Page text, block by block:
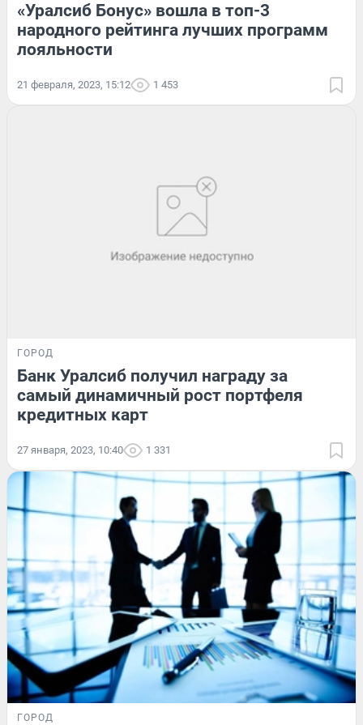
«Уралсиб Бонус» вошла в топ-3
народного рейтинга лучших программ
лояльности
21 февраля, 2023, 15:12 1 453
ГОРОД
Банк Уралсиб получил награду за
самый динамичный рост портфеля
кредитных карт
27 января, 2023, 10:40 1 331
ГОРОД